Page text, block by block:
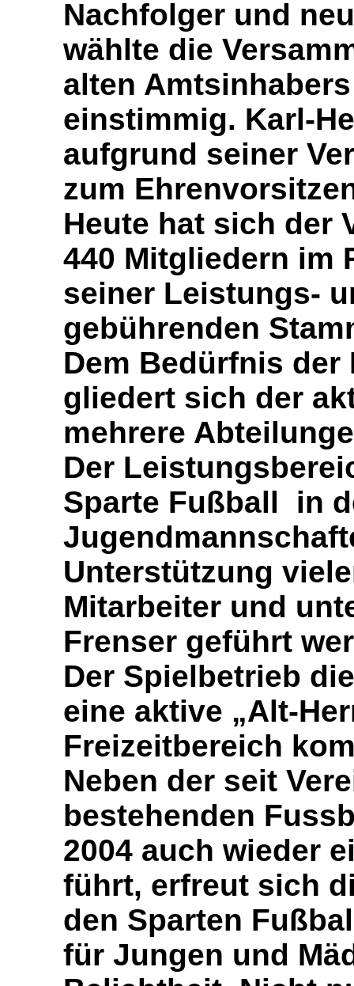
Nachfolger und
wählte die
alten
einstimmig. Karl-
aufgrund seiner
zum
Heute hat sich der
440 Mitgliedern im
seiner Leistungs-
gebührenden
Dem Bedürfnis
gliedert sich der
mehrere
Der
Sparte Fußball in
Unterstützung
Mitarbeiter und
Frenser geführt
Der Spielbetrieb
eine aktive „Alt-
Freizeitbereich
Neben der seit
bestehenden
2004 auch wieder
führt, erfreut sich
den Sparten
für Jungen und